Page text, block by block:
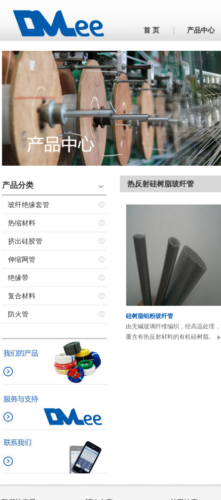
首 页 产品中心
产品分类
玻纤绝缘套管
热缩材料
挤出硅胶管
伸缩网管
绝缘带
复合材料
防火管
热反射硅树脂玻纤管
硅树脂铝粉玻纤管
由无碱玻璃纤维编织，经高温处理
覆含有热反射材料的有机硅树脂。